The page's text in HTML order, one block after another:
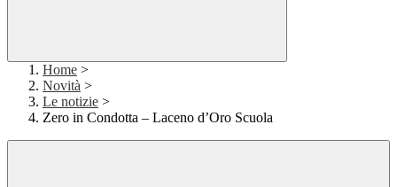
Home >
Novità >
Le notizie >
Zero in Condotta – Laceno d’Oro Scuola